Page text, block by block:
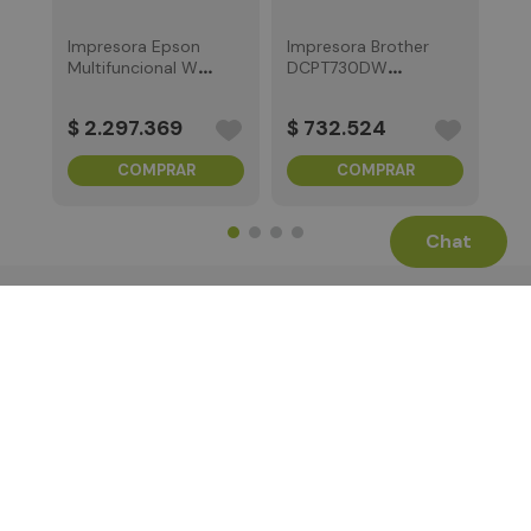
Chat
Impresora Epson
Multifuncional WF
$ 2.297.369
COMPRAR
Impresora Brother
DCPT730DW
$ 732.524
COMPRAR